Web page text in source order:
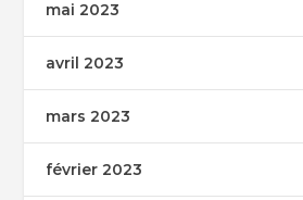
mai 2023
avril 2023
mars 2023
février 2023